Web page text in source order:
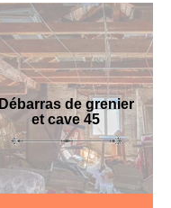
Débarras de grenier
et cave 45